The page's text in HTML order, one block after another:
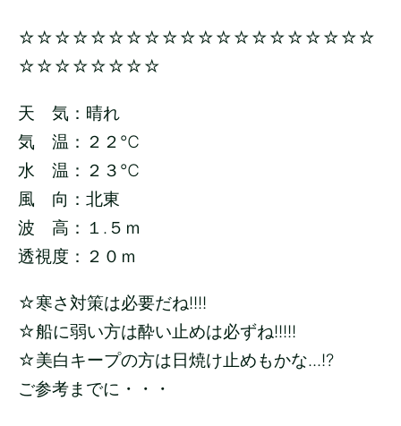
☆☆☆☆☆☆☆☆☆☆☆☆☆☆☆☆☆☆☆☆
☆☆☆☆☆☆☆☆
天 気：晴れ
気 温：２２ ℃
水 温：２３ ℃
風 向：北東
波 高：１.５ ｍ
透視度：２０ｍ
☆寒さ対策は必要だね!!!!
☆船に弱い方は酔い止めは必ずね!!!!!
☆美白キープの方は日焼け止めもかな...!?
ご参考までに・・・